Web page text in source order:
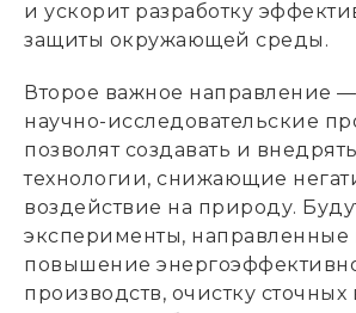
и ускорит разработку
защиты окружающей среды.
Второе важное направление
научно-исследовательские
позволят создавать и
технологии, снижающие
воздействие на природу.
эксперименты, направленные
повышение
производств, очистку сточных